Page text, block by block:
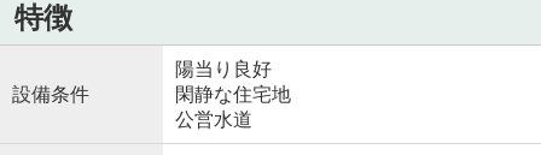
特徴
設備条件
陽当り良好
閑静な住宅地
公営水道